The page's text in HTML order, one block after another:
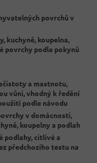
povrchů v
kuchyně, koupelna,
povrchy podle pokynů
a mastnotu,
vůni, vhodný k ředění
podle návodu
v domácnosti,
koupelny a podlah
podlahy, citlivé a
předchozího testu na